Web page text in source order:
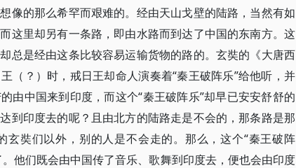
像的那么希罕而艰难的。经由天山戈壁的陆路，当然有如
这里却另有一条路，即由水路而到达了中国的东南方。这
总是经由这条比较容易运输货物的路的。玄奘的《大唐西
（？）时，戒日王却命人演奏着“秦王破阵乐”给他听，并
由中国来到印度，而这个“秦王破阵乐”却早已安安舒舒的
到印度去的呢？且由北方的陆路走是不会的，那条路是那
奘们以外，别的人是不会走的。那么，这个“秦王破阵
他们既会由中国传了音乐、歌舞到印度去，便也会由印度